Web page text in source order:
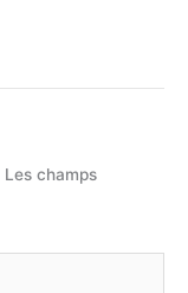
Les champs